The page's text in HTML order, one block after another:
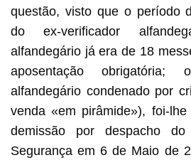
questão, visto que o período
do ex-verificador
alfandegário já era de 18
aposentação obrigatória;
alfandegário condenado por
venda «em pirâmide»), foi-
demissão por despacho
Segurança em 6 de Maio de